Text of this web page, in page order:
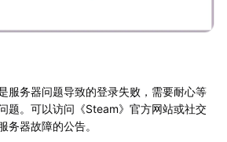
服务器问题导致的登录失败，需要耐心等
题。可以访问《Steam》官方网站或社交
务器故障的公告。